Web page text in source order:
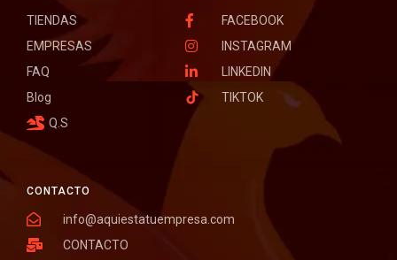
CONTACTO
info@aquiestatuempresa.com
CONTACTO
FACEBOOK
INSTAGRAM
LINKEDIN
TIKTOK
TIENDAS
EMPRESAS
FAQ
Blog
Q.S